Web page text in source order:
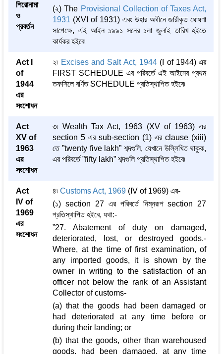
শিরোনামা
ও
প্রবর্তন
(২) The Provisional Collection of Taxes Act,
1931 (XVI of 1931) এবং উহার অধীনে জারীকৃত ঘোষণা
সাপেক্ষে, এই আইন ১৯৯১ সনের ১লা জুলাই তারিখ হইতে
কার্যকর হইবে৷
Act I
of
1944
এর
সংশোধন
২৷ Excises and Salt Act, 1944(I of 1944) এর
FIRST SCHEDULE এর পরিবর্তে এই আইনের প্রথম
তফসিলে বর্ণিত SCHEDULE প্রতিস্থাপিত হইবে৷
Act
XV of
1963
এর
সংশোধন
৩৷ Wealth Tax Act, 1963 (XV of 1963) এর
section 5 এর sub-section (1) এর clause (xiii)
তে ”twenty five lakh” শব্দগুলি, যেখানে উল্লিখিত থাকুক,
এর পরিবর্তে ”fifty lakh” শব্দগুলি প্রতিস্থাপিত হইবে৷
Act
IV of
1969
এর
সংশোধন
৪৷Customs Act, 1969 (IV of 1969) এর-
(১) section 27 এর পরিবর্তে নিম্নরূপ section 27
প্রতিস্থাপিত হইবে, যথা:-
”27. Abatement of duty on damaged,
deteriorated, lost, or destroyed goods.-
Where, at the time of first examination, of
any imported goods, it is shown by the
owner in writing to the satisfaction of an
officer not below the rank of an Assistant
Collector of customs-
(a) that the goods had been damaged or
had deteriorated at any time before or
during their landing; or
(b) that the goods, other than warehoused
goods, had been damaged, at any time